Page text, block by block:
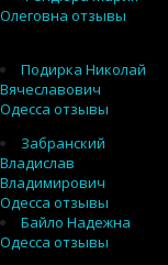
Олеговна отзывы
Подирка Николай
Вячеславович
Одесса отзывы
Забранский
Владислав
Владимирович
Одесса отзывы
Байло Надежна
Одесса отзывы